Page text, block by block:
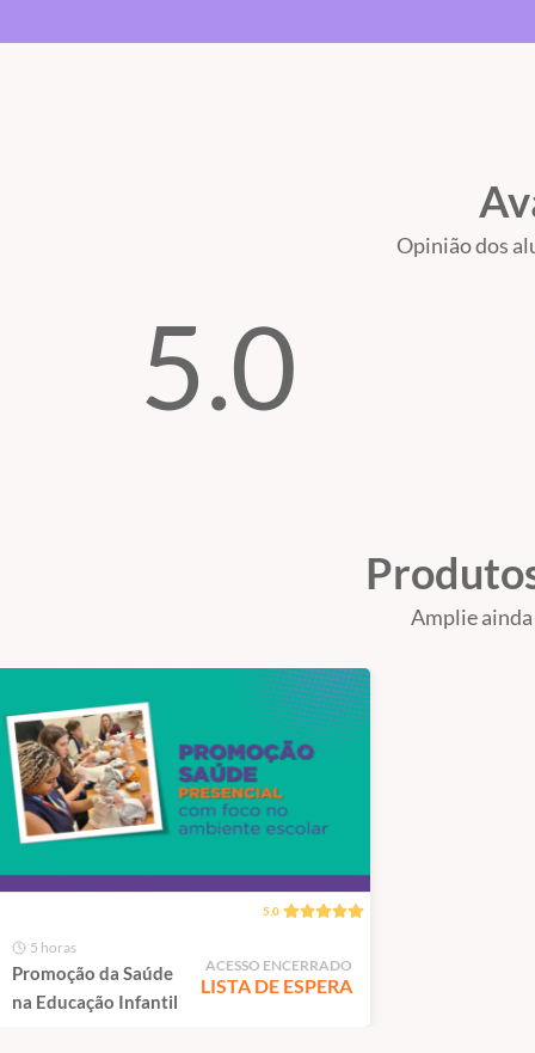
Opinião dos
5.0
Amplie
5.0
5 horas
Promoção da Saúde
na Educação Infantil
ACESSO ENCERRADO
LISTA DE ESPERA